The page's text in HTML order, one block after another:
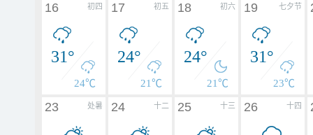
初四
16
31°
24℃
初五
17
24°
21℃
初六
18
24°
21℃
七夕节
19
31°
23℃
处暑
23 十二
24 十三
25 十四
26